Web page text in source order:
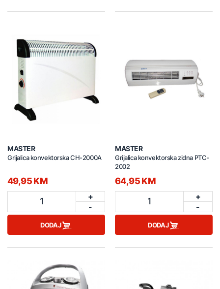
MASTER
Grijalica konvektorska CH-2000A
49,95 KM
1
+
-
DODAJ
MASTER
Grijalica konvektorska zidna PTC-
2002
64,95 KM
1
+
-
DODAJ